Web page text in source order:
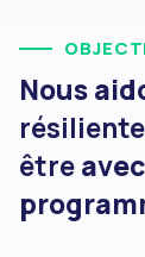
Nous
être